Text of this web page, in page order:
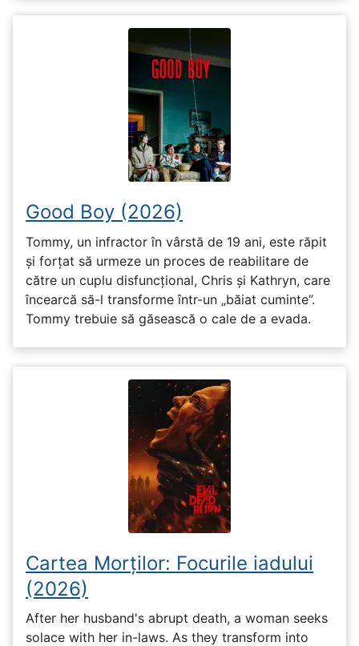
Good Boy (2026)
Tommy, un infractor în vârstă de 19 ani, este răpit
și forțat să urmeze un proces de reabilitare de
către un cuplu disfuncțional, Chris și Kathryn, care
încearcă să-l transforme într-un „băiat cuminte”.
Tommy trebuie să găsească o cale de a evada.
Cartea Morților: Focurile iadului
(2026)
After her husband's abrupt death, a woman seeks
solace with her in-laws. As they transform into